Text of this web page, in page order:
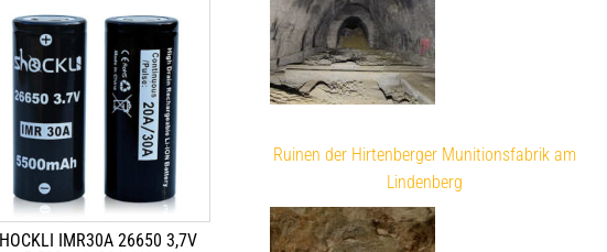
IMR30A 26650 3,7V
Ruinen der Hirtenberger Munitionsfabrik am
Lindenberg